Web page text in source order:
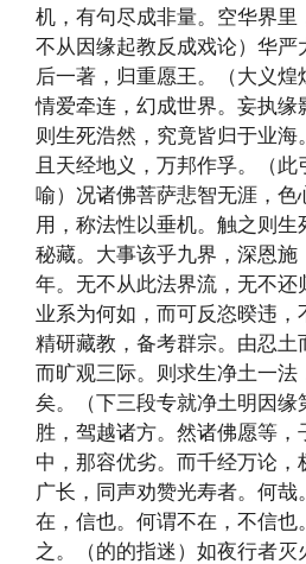
机，有句尽成非量。空华界里
不从因缘起教反成戏论）华严
后一著，归重愿王。（大义煌
情爱牵连，幻成世界。妄执缘
则生死浩然，究竟皆归于业海
且天经地义，万邦作孚。（此
喻）况诸佛菩萨悲智无涯，色
用，称法性以垂机。触之则生
秘藏。大事该乎九界，深恩施
年。无不从此法界流，无不还
业系为何如，而可反恣暌违，
精研藏教，备考群宗。由忍土
而旷观三际。则求生净土一法
矣。（下三段专就净土明因缘
胜，驾越诸方。然诸佛愿等，
中，那容优劣。而千经万论
广长，同声劝赞光寿者。何
在，信也。何谓不在，不信也
之。（的的指迷）如夜行者灭